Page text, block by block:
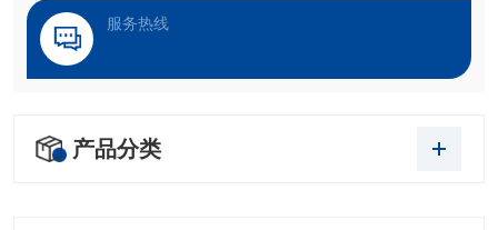
服务热线
产品分类